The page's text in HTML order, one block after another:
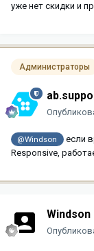
уже нет скидки и
Администраторы
@Windson
если
Responsive,
Windson